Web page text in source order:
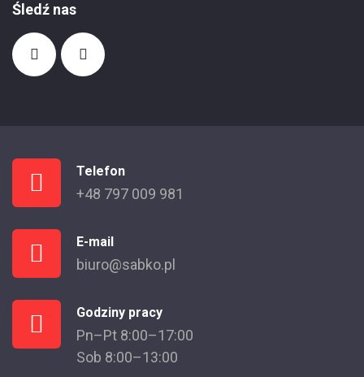
Śledź nas
Telefon
+48 797 009 981
E-mail
biuro@sabko.pl
Godziny pracy
Pn–Pt 8:00–17:00
Sob 8:00–13:00